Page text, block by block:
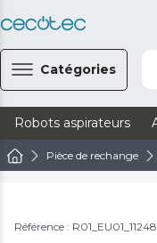
Catégories
Robots aspirateurs
Pièce de rechange
Référence :